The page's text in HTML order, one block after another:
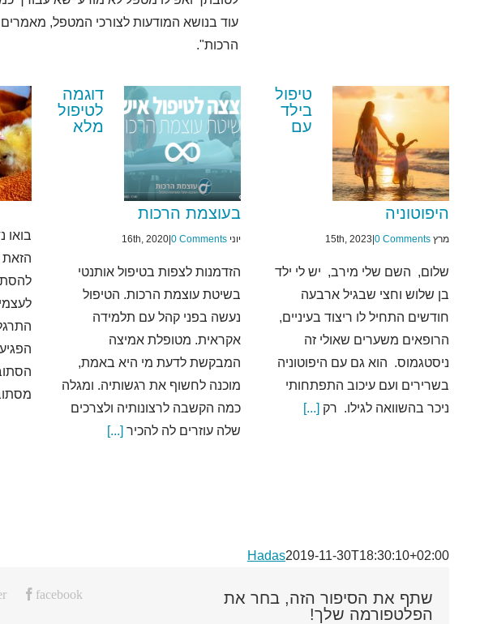
עוד בנושא המודעות לצורכי המטפל,
הרכות".
טיפול
בילד
עם
היפוטוניה
מרץ 15th, 2023 |0 Comments
שלום, השם שלי מירב, יש לי ילד
בן שלוש וחצי שבגיל ארבעה
חודשים התחיל לו ריצוד בעיניים,
הרופאים משערים שאולי זה
ניסטגמוס. הוא גם עם היפוטוניה
בשרירים ועם עיכוב התפתחותי
ניכר בהשוואה לגילו. רק [...]
דוגמה
לטיפול
מלא
בעוצמת הרכות
יוני 16th, 2020 |0 Comments
הזדמנות לצפות בטיפול אותנטי
בשיטת עוצמת הרכות. הטיפול
נעשה בפני קהל עם תלמידה
אקראית. מטופלת אמיצה
המבקשת לדעת מי היא באמת,
מוכנה לחשוף את רגשותיה. ומגלה
כמה הקשבה לרצונותיה ולצרכים
שלה עוזרים לה להכיר [...]
בואו
הזאת
Hadas2019-11-30T18:30:10+02:00
שתף את הסיפור הזה, בחר את
הפלטפורמה שלך!
facebook